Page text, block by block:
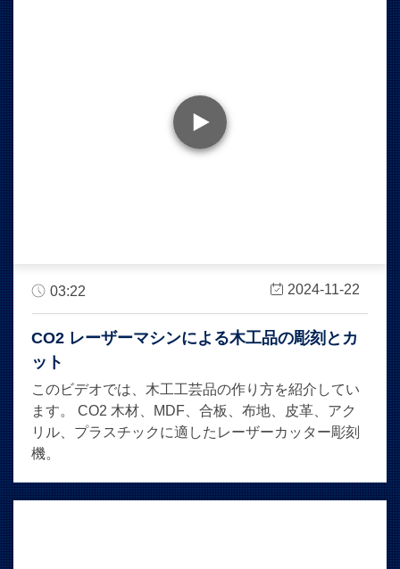
2024-11-22
03:22
CO2 レーザーマシンによる木工品の彫刻とカ
ット
このビデオでは、木工工芸品の作り方を紹介してい
ます。 CO2 木材、MDF、合板、布地、皮革、アク
リル、プラスチックに適したレーザーカッター彫刻
機。